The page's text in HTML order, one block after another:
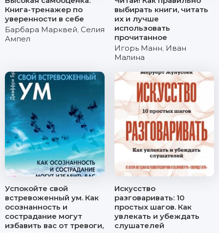
Книга-тренажер по
уверенности в себе
Барбара Марквей, Селия
Ампел
выбирать книги, читать
их и лучше
использовать
прочитанное
Игорь Манн, Иван
Малина
Успокойте свой
встревоженный ум. Как
осознанность и
сострадание могут
избавить вас от тревоги,
Искусство
разговаривать: 10
простых шагов. Как
увлекать и убеждать
слушателей